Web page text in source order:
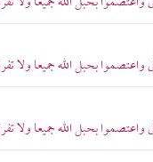
بحبل الله جميعا ولا
بحبل الله جميعا ولا